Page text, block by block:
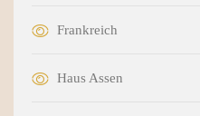
Frankreich
Haus Assen